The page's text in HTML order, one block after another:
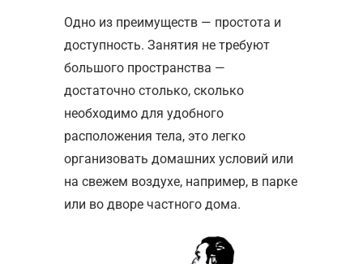
Одно из преимуществ — простота и
доступность. Занятия не требуют
большого пространства —
достаточно столько, сколько
необходимо для удобного
расположения тела, это легко
организовать домашних условий или
на свежем воздухе, например, в парке
или во дворе частного дома.